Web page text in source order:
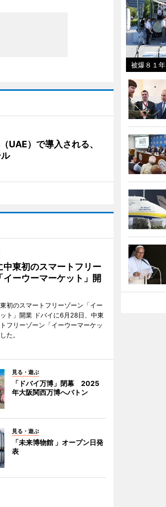
UAE）で導入される、
中東初のスマートフリー
イーウーマーケット」開
初のスマートフリーゾーン「イー
ト」開業 ドバイに6月28日、中東
フリーゾーン「イーウーマーケッ
た。
見る・遊ぶ
「ドバイ万博」閉幕 2025
年大阪関西万博へバトン
見る・遊ぶ
「未来博物館 」オープン日発
表
被爆８１